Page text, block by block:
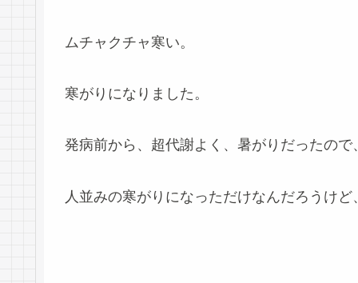
ムチャクチャ寒い。
寒がりになりました。
発病前から、超代謝よく、暑がりだったので
人並みの寒がりになっただけなんだろうけど